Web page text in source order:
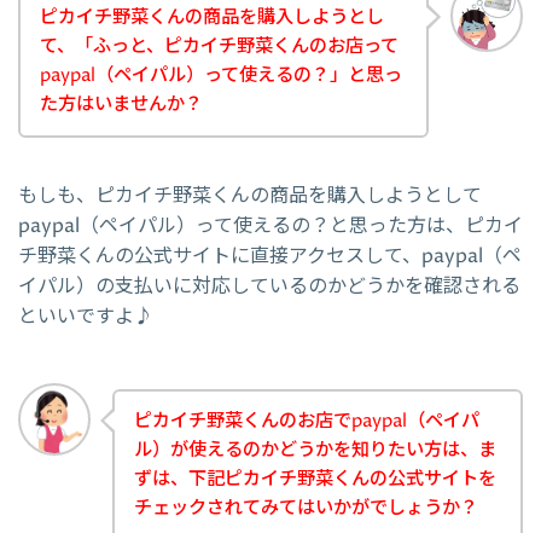
ピカイチ野菜くんの商品を購入しようとし
て、「ふっと、ピカイチ野菜くんのお店って
paypal（ペイパル）って使えるの？」と思っ
た方はいませんか？
もしも、ピカイチ野菜くんの商品を購入しようとして
paypal（ペイパル）って使えるの？と思った方は、ピカイ
チ野菜くんの公式サイトに直接アクセスして、paypal（ペ
イパル）の支払いに対応しているのかどうかを確認される
といいですよ♪
ピカイチ野菜くんのお店でpaypal（ペイパ
ル）が使えるのかどうかを知りたい方は、ま
ずは、下記ピカイチ野菜くんの公式サイトを
チェックされてみてはいかがでしょうか？